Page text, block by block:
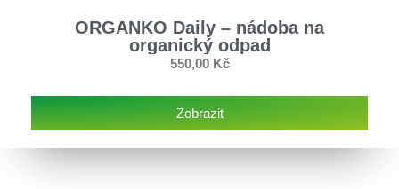
ORGANKO Daily – nádoba na
organický odpad
550,00 Kč
Zobrazit